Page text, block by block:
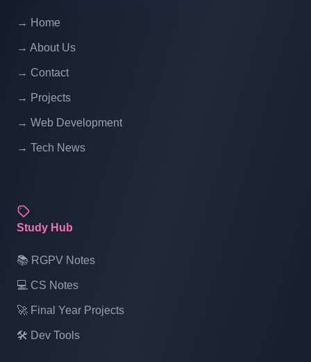
→ Home
→ About Us
→ Contact
→ Projects
→ Web Development
→ Tech News
Study Hub
📚 RGPV Notes
💻 CS Notes
🚀 Final Year Projects
🛠️ Dev Tools